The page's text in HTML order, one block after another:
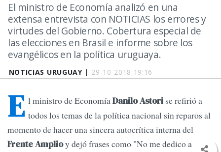
NOTICIAS URUGUAY | 29-10-2018 19:16
El ministro de Economía analizó en una
extensa entrevista con NOTICIAS los errores y
virtudes del Gobierno. Cobertura especial de
las elecciones en Brasil e informe sobre los
evangélicos en la política uruguaya.
E l ministro de EconomíaDanilo Astori se refirió a
todos los temas de la política nacional sin reparos al
momento de hacer una sincera autocrítica interna del
Frente Amplioy dejó frases como "No me dedico a